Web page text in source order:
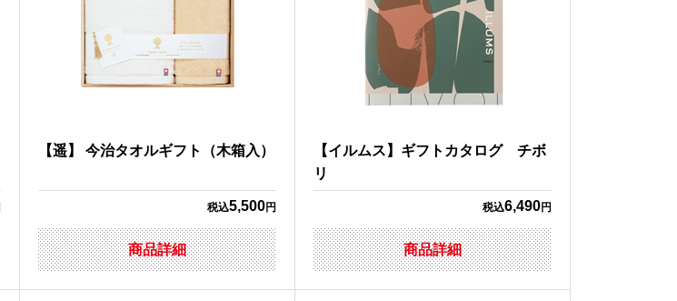
【遥】 今治タオルギフト（木箱入）
税込5,500円
商品詳細
【イルムス】ギフトカタログ チボ
リ
税込6,490円
商品詳細